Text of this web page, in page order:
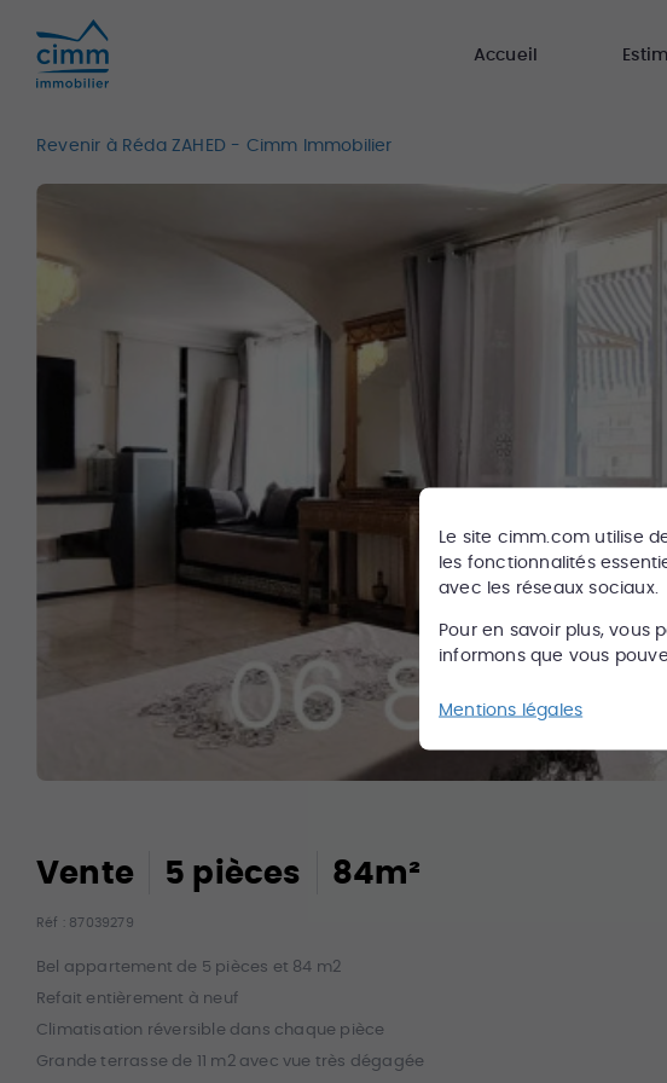
Le site cimm.com utilise
les fonctionnalités
avec les réseaux sociaux.
Pour en savoir plus, vous
informons que vous
Mentions légales
Accueil
Revenir à Réda ZAHED - Cimm Immobilier
Vente 5 pièces 84m²
Réf : 87039279
Bel appartement de 5 pièces et 84 m2
Refait entièrement à neuf
Climatisation réversible dans chaque pièce
Grande terrasse de 11 m2 avec vue très dégagée